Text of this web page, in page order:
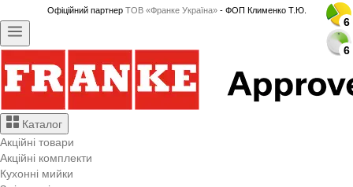
Офіційний партнер ТОВ «Франке Україна»- ФОП Клименко Т.Ю.
Каталог
Акційні товари
Акційні комплекти
Кухонні мийки
6
6
6
6
6
6
6
6
6
6
6
6
6
6
6
6
6
6
6
6
6
6
6
6
6
6
6
6